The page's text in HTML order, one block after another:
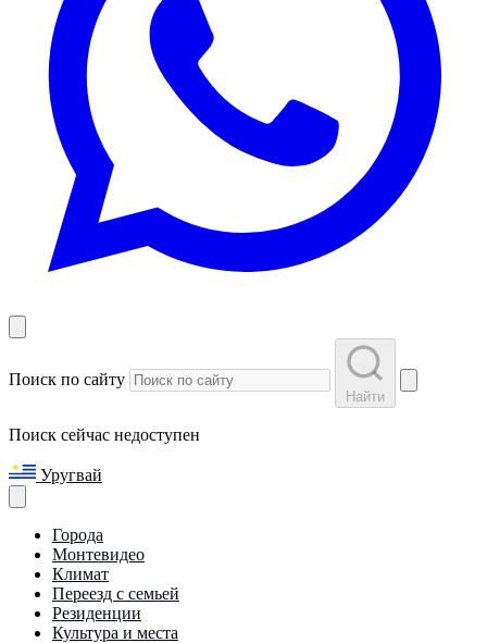
Поиск по сайту
Найти
Поиск сейчас недоступен
Уругвай
Города
Монтевидео
Климат
Переезд с семьей
Резиденции
Культура и места